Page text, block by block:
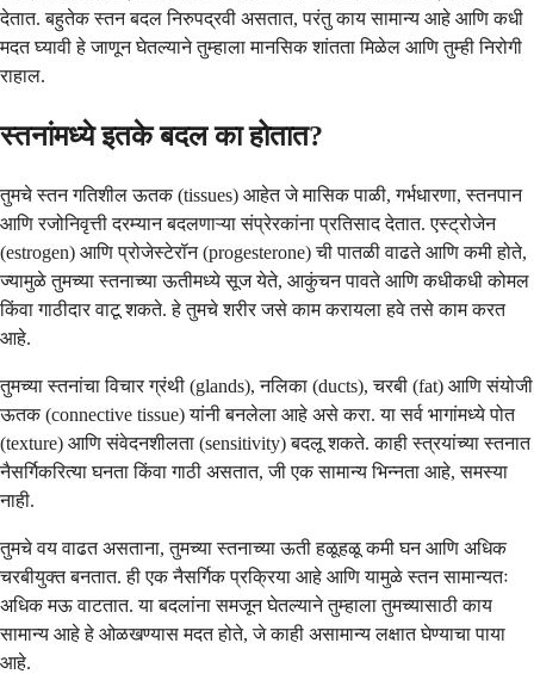
देतात. बहुतेक स्तन बदल निरुपद्रवी असतात, परंतु काय सामान्य आहे आणि कधी
मदत घ्यावी हे जाणून घेतल्याने तुम्हाला मानसिक शांतता मिळेल आणि तुम्ही निरोगी
राहाल.
स्तनांमध्ये इतके बदल का होतात?
तुमचे स्तन गतिशील ऊतक (tissues) आहेत जे मासिक पाळी, गर्भधारणा, स्तनपान
आणि रजोनिवृत्ती दरम्यान बदलणाऱ्या संप्रेरकांना प्रतिसाद देतात. एस्ट्रोजेन
(estrogen) आणि प्रोजेस्टेरॉन (progesterone) ची पातळी वाढते आणि कमी होते,
ज्यामुळे तुमच्या स्तनाच्या ऊतीमध्ये सूज येते, आकुंचन पावते आणि कधीकधी कोमल
किंवा गाठीदार वाटू शकते. हे तुमचे शरीर जसे काम करायला हवे तसे काम करत
आहे.
तुमच्या स्तनांचा विचार ग्रंथी (glands), नलिका (ducts), चरबी (fat) आणि संयोजी
ऊतक (connective tissue) यांनी बनलेला आहे असे करा. या सर्व भागांमध्ये पोत
(texture) आणि संवेदनशीलता (sensitivity) बदलू शकते. काही स्त्रयांच्या स्तनात
नैसर्गिकरित्या घनता किंवा गाठी असतात, जी एक सामान्य भिन्नता आहे, समस्या
नाही.
तुमचे वय वाढत असताना, तुमच्या स्तनाच्या ऊती हळूहळू कमी घन आणि अधिक
चरबीयुक्त बनतात. ही एक नैसर्गिक प्रक्रिया आहे आणि यामुळे स्तन सामान्यतः
अधिक मऊ वाटतात. या बदलांना समजून घेतल्याने तुम्हाला तुमच्यासाठी काय
सामान्य आहे हे ओळखण्यास मदत होते, जे काही असामान्य लक्षात घेण्याचा पाया
आहे.